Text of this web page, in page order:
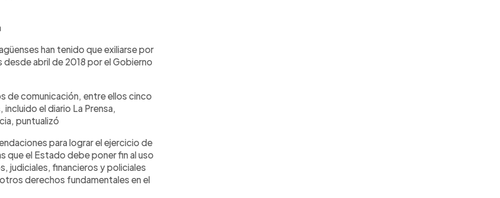
han tenido que exiliarse por
abril de 2018 por el Gobierno
de comunicación, entre ellos cinco
el diario La Prensa,
puntualizó
para lograr el ejercicio de
que el Estado debe poner fin al uso
judiciales, financieros y policiales
derechos fundamentales en el